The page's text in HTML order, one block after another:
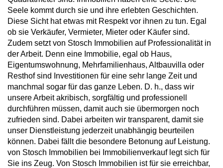
Seele kommt durch sie und ihre erlebten Geschichten.
Diese Sicht hat etwas mit Respekt vor ihnen zu tun. Egal
ob sie Verkäufer, Vermieter, Mieter oder Käufer sind.
Zudem setzt von Stosch Immobilien auf Professionalität in
der Arbeit. Denn eine Immobilie, egal ob Haus,
Eigentumswohnung, Mehrfamilienhaus, Altbauvilla oder
Resthof sind Investitionen für eine sehr lange Zeit und
manchmal sogar für das ganze Leben. D. h., dass wir
unsere Arbeit akribisch, sorgfältig und professionell
durchführen müssen, damit auch sie übermorgen noch
zufrieden sind. Dabei arbeiten wir transparent, damit sie
unser Dienstleistung jederzeit unabhängig beurteilen
können. Dabei fällt die besondere Betonung auf Leistung.
von Stosch Immobilien bei Immobilienverkauf legt sich für
Sie ins Zeug. Von Stosch Immobilien ist für sie erreichbar,